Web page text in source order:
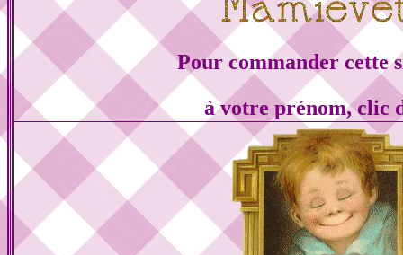
Pour commander cette
à votre prénom, clic